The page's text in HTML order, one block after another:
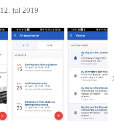
12. jul 2019